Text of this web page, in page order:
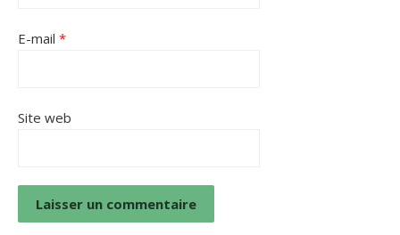
E-mail *
Site web